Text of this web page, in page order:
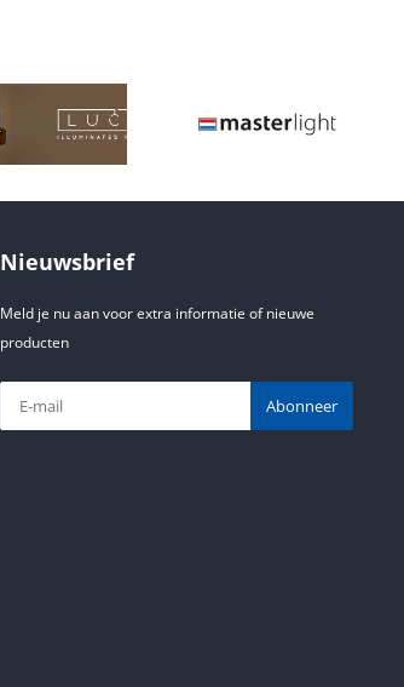
Nieuwsbrief
Meld je nu aan voor extra informatie of nieuwe
producten
Abonneer